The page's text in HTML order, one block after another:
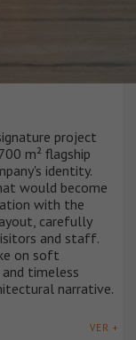
project
m² flagship
identity.
would become
with the
carefully
and staff.
on soft
timeless
narrative.
VER +